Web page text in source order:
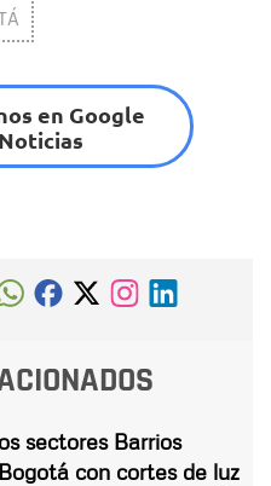
en Google
Noticias
sectores Barrios
con cortes de luz